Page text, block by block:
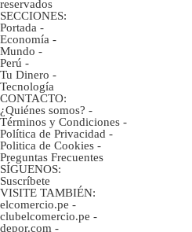
reservados
SECCIONES:
Portada -
Economía -
Mundo -
Perú -
Tu Dinero -
Tecnología
CONTACTO:
¿Quiénes somos? -
Términos y Condiciones -
Política de Privacidad -
Politica de Cookies -
Preguntas Frecuentes
SÍGUENOS:
Suscríbete
VISITE TAMBIÉN:
elcomercio.pe -
clubelcomercio.pe -
depor.com -